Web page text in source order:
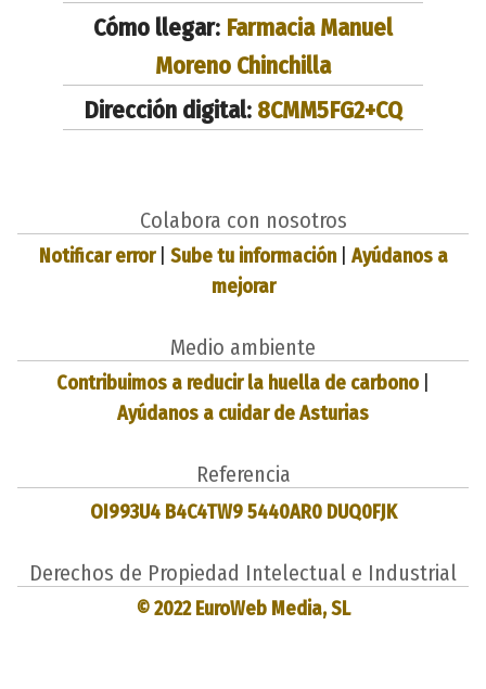
Cómo llegar: Farmacia Manuel
Moreno Chinchilla
Dirección digital: 8CMM5FG2+CQ
Colabora con nosotros
Notificar error| Sube tu información| Ayúdanos a
mejorar
Medio ambiente
Contribuimos a reducir la huella de carbono
Ayúdanos a cuidar de Asturias
Referencia
OI993U4 B4C4TW9 5440AR0 DUQ0FJK
Derechos de Propiedad Intelectual e Industrial
© 2022 EuroWeb Media, SL